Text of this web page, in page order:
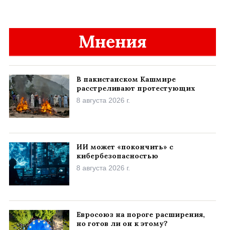
Мнения
В пакистанском Кашмире
расстреливают протестующих
8 августа 2026 г.
ИИ может «покончить» с
кибербезопасностью
8 августа 2026 г.
Евросоюз на пороге расширения,
но готов ли он к этому?